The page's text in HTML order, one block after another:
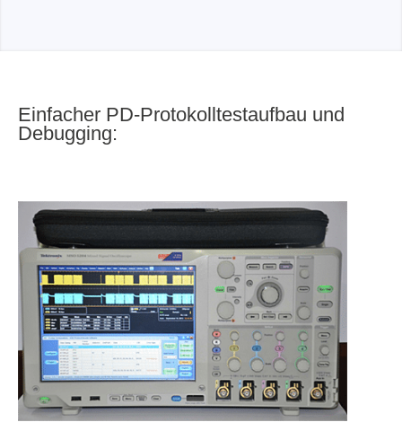
Einfacher PD-Protokolltestaufbau und
Debugging: